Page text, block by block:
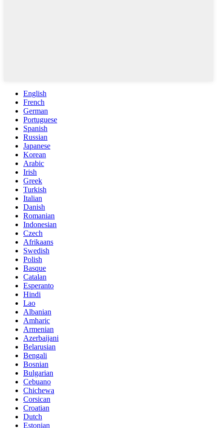
English
French
German
Portuguese
Spanish
Russian
Japanese
Korean
Arabic
Irish
Greek
Turkish
Italian
Danish
Romanian
Indonesian
Czech
Afrikaans
Swedish
Polish
Basque
Catalan
Esperanto
Hindi
Lao
Albanian
Amharic
Armenian
Azerbaijani
Belarusian
Bengali
Bosnian
Bulgarian
Cebuano
Chichewa
Corsican
Croatian
Dutch
Estonian